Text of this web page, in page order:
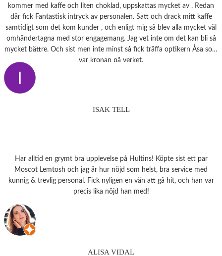
kommer med kaffe och liten choklad, uppskattas mycket av . Redan
där fick Fantastisk intryck av personalen. Satt och drack mitt kaffe
samtidigt som det kom kunder , och enligt mig så blev alla mycket väl
omhändertagna med stor engagemang. Jag vet inte om det kan bli så
mycket bättre. Och sist men inte minst så fick träffa optikern Åsa som
var kronan på verket.
ISAK TELL
Har alltid en grymt bra upplevelse på Hultins! Köpte sist ett par
Moscot Lemtosh och jag är hur nöjd som helst, bra service med
kunnig & trevlig personal. Fick nyligen en vän att gå hit, och han var
precis lika nöjd han med!
ALISA VIDAL